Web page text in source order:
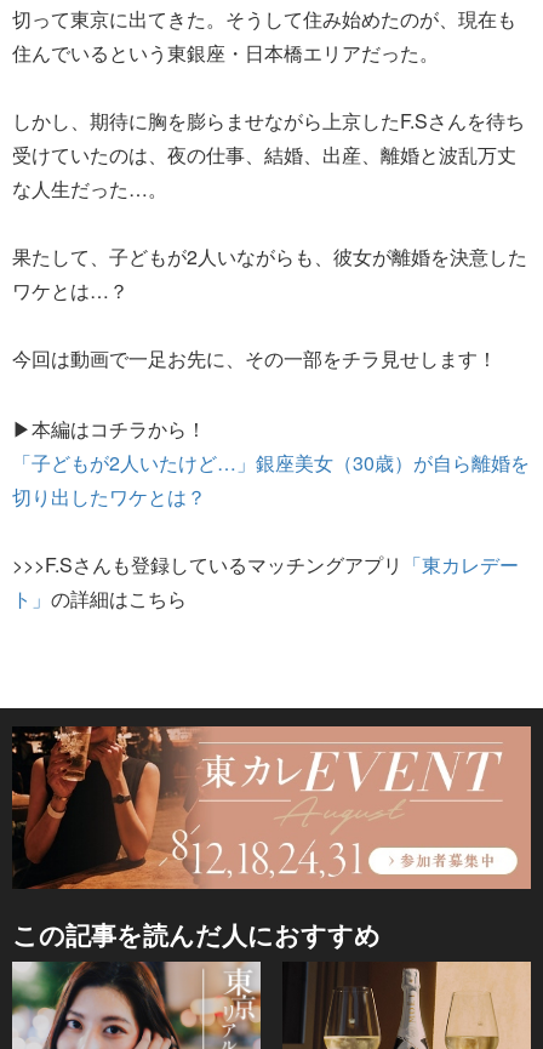
切って東京に出てきた。そうして住み始めたのが、現在も
住んでいるという東銀座・日本橋エリアだった。
しかし、期待に胸を膨らませながら上京したF.Sさんを待ち
受けていたのは、夜の仕事、結婚、出産、離婚と波乱万丈
な人生だった…。
果たして、子どもが2人いながらも、彼女が離婚を決意した
ワケとは…？
今回は動画で一足お先に、その一部をチラ見せします！
▶本編はコチラから！
「子どもが2人いたけど…」銀座美女（30歳）が自ら離婚を
切り出したワケとは？
>>>F.Sさんも登録しているマッチングアプリ 「東カレデー
ト」 の詳細はこちら
この記事を読んだ人におすすめ